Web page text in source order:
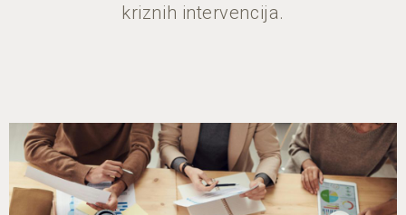
kriznih intervencija.